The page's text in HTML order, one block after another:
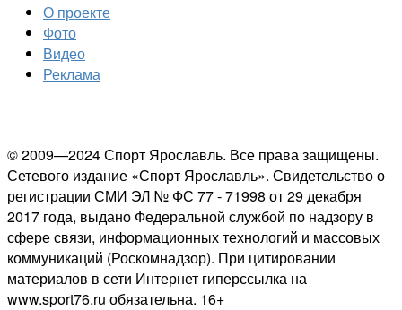
О проекте
Фото
Видео
Реклама
© 2009—2024 Спорт Ярославль. Все права защищены.
Сетевого издание «Спорт Ярославль». Свидетельство о
регистрации СМИ ЭЛ № ФС 77 - 71998 от 29 декабря
2017 года, выдано Федеральной службой по надзору в
сфере связи, информационных технологий и массовых
коммуникаций (Роскомнадзор). При цитировании
материалов в сети Интернет гиперссылка на
www.sport76.ru обязательна. 16+